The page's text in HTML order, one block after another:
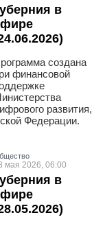
в
создана
финансовой
развития,
Федерации.
мая 2026, 06:00
в